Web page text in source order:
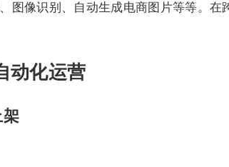
图像识别、自动生成电商图片等等。在
动化运营
架